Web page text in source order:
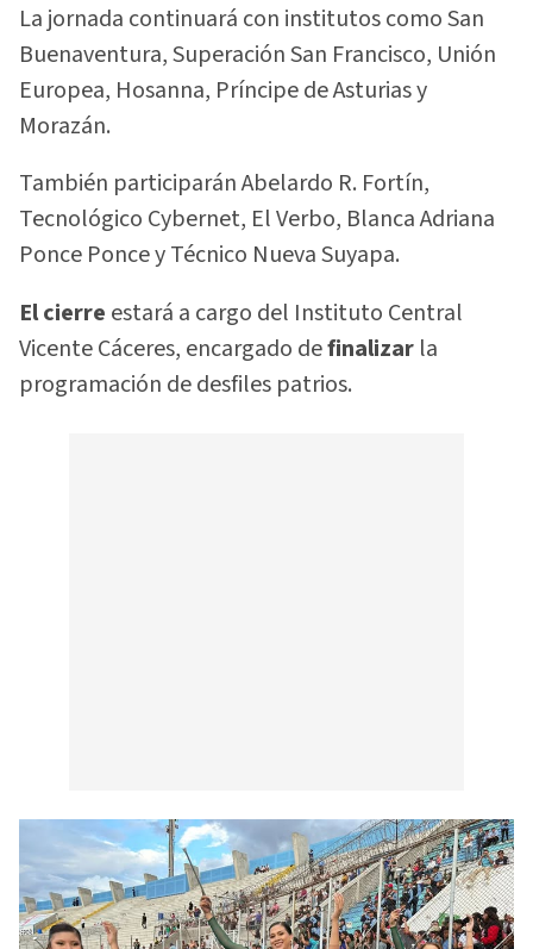
La jornada continuará con institutos como San
Buenaventura, Superación San Francisco, Unión
Europea, Hosanna, Príncipe de Asturias y
Morazán.
También participarán Abelardo R. Fortín,
Tecnológico Cybernet, El Verbo, Blanca Adriana
Ponce Ponce y Técnico Nueva Suyapa.
El cierre estará a cargo del Instituto Central
Vicente Cáceres, encargado definalizar la
programación de desfiles patrios.